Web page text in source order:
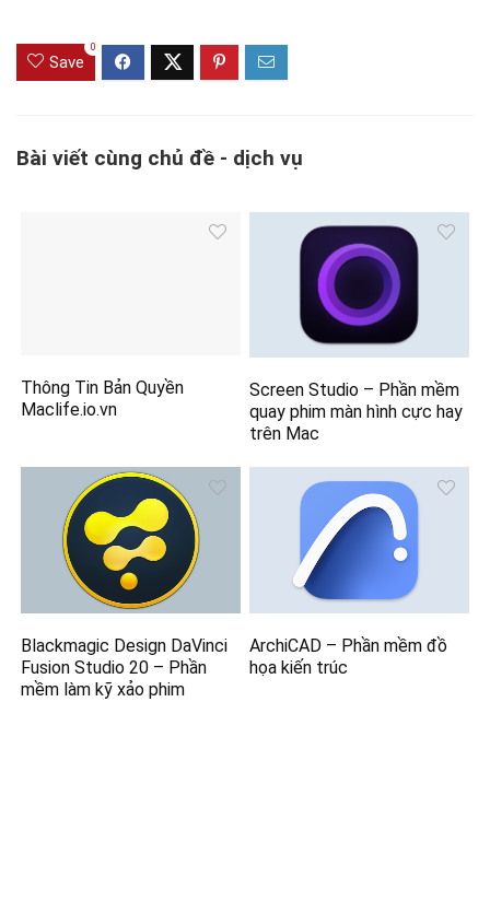
Save
0
Bài viết cùng chủ đề - dịch vụ
Thông Tin Bản Quyền
Maclife.io.vn
Screen Studio – Phần mềm
quay phim màn hình cực hay
trên Mac
Blackmagic Design DaVinci
Fusion Studio 20 – Phần
mềm làm kỹ xảo phim
ArchiCAD – Phần mềm đồ
họa kiến trúc